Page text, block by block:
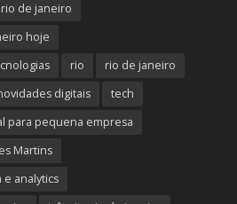
de janeiro
hoje
rio
rio de janeiro
digitais
tech
para pequena empresa
Martins
analytics